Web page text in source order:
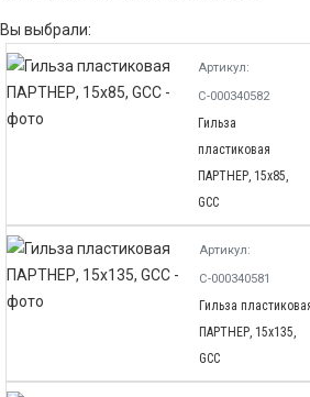
Вы выбрали:
Артикул:
С-000340582
Гильза
пластиковая
ПАРТНЕР, 15х85,
GCC
Артикул:
С-000340581
Гильза
ПАРТНЕР, 15х135,
GCC